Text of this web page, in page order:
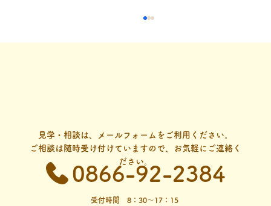
段ボールをご寄付いただきました。
見学・相談は、メールフォームをご利用ください。
ご相談は随時受け付けていますので、お気軽にご連絡く
ださい。
0866-92-2384
受付時間 8：30～17：15